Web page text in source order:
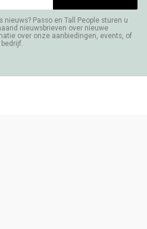
Passo en Tall People sturen u
nieuwsbrieven over nieuwe
over onze aanbiedingen, events, of